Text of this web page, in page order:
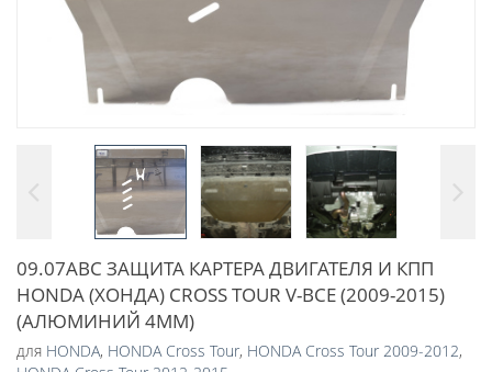
09.07ABC ЗАЩИТА КАРТЕРА ДВИГАТЕЛЯ И КПП
HONDA (ХОНДА) CROSS TOUR V-ВСЕ (2009-2015)
(АЛЮМИНИЙ 4ММ)
для HONDA, HONDA Cross Tour, HONDA Cross Tour 2009-2012,